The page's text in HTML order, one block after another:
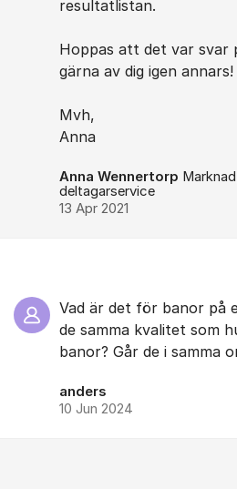
resultatlistan.
Hoppas att det var svar
gärna av dig igen annars!
Mvh,
Anna
Anna Wennertorp
deltagarservice
13 Apr 2021
Vad är det för banor på
de samma kvalitet som
banor? Går de i samma
anders
10 Jun 2024